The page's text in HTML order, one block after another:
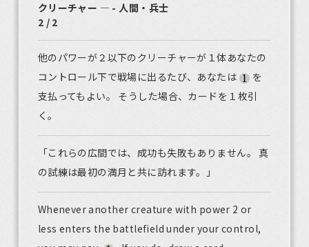
クリーチャー ― - 人間・兵士
2 / 2
他のパワーが２以下のクリーチャーが１体あなたの
コントロール下で戦場に出るたび、あなたは
を
支払ってもよい。 そうした場合、カードを１枚引
く。
「これらの広間では、成功も失敗もありません。 真
の試練は最初の満月と共に訪れます。」
Whenever another creature with power 2 or
less enters the battlefield under your control,